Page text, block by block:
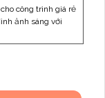
công trình giá rẻ
ảnh sáng với